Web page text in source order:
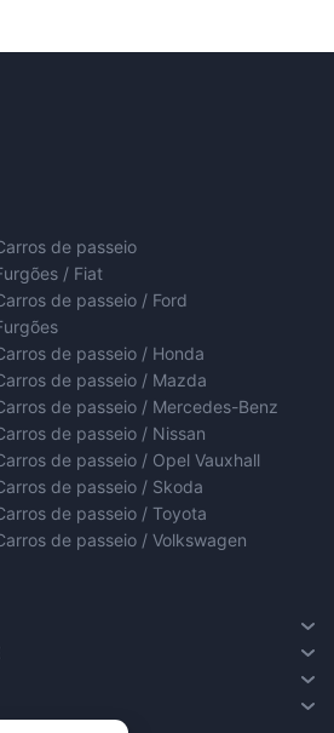
de passeio
/ Fiat
de passeio / Ford
de passeio / Honda
de passeio / Mazda
de passeio / Mercedes-Benz
de passeio / Nissan
de passeio / Opel Vauxhall
de passeio / Skoda
de passeio / Toyota
de passeio / Volkswagen